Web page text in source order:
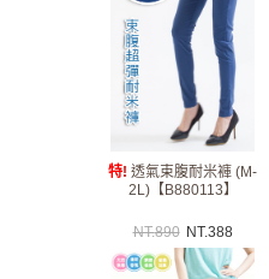
特! 透氣束腹耐米褲 (M-
2L)【B880113】
NT.890 NT.388